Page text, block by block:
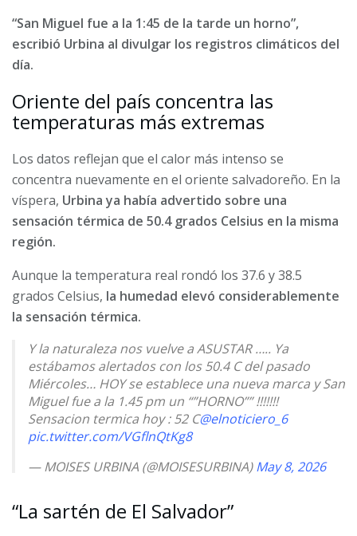
“San Miguel fue a la 1:45 de la tarde un horno”,
escribió Urbina al divulgar los registros climáticos del
día.
Oriente del país concentra las
temperaturas más extremas
Los datos reflejan que el calor más intenso se
concentra nuevamente en el oriente salvadoreño. En la
víspera, Urbina ya había advertido sobre una
sensación térmica de 50.4 grados Celsius en la misma
región.
Aunque la temperatura real rondó los 37.6 y 38.5
grados Celsius, la humedad elevó considerablemente
la sensación térmica.
Y la naturaleza nos vuelve a ASUSTAR ….. Ya
estábamos alertados con los 50.4 C del pasado
Miércoles… HOY se establece una nueva marca y San
Miguel fue a la 1.45 pm un “”HORNO”” !!!!!!!
Sensacion termica hoy : 52 C@elnoticiero_6
pic.twitter.com/VGflnQtKg8
— MOISES URBINA (@MOISESURBINA)May 8, 2026
“La sartén de El Salvador”